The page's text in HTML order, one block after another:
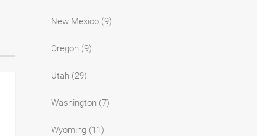
New Mexico (9)
Oregon (9)
Utah (29)
Washington (7)
Wyoming (11)